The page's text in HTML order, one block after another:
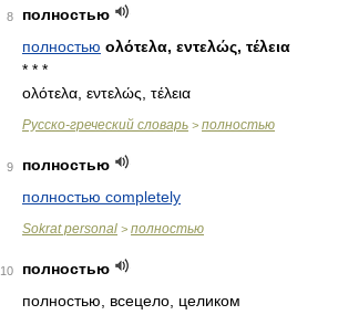
8
полностью
полностью ολότελα, εντελώς, τέλεια
* * *
ολότελα, εντελώς, τέλεια
Русско-греческий словарь > полностью
9
полностью
полностью completely
Sokrat personal > полностью
10
полностью
полностью, всецело, целиком